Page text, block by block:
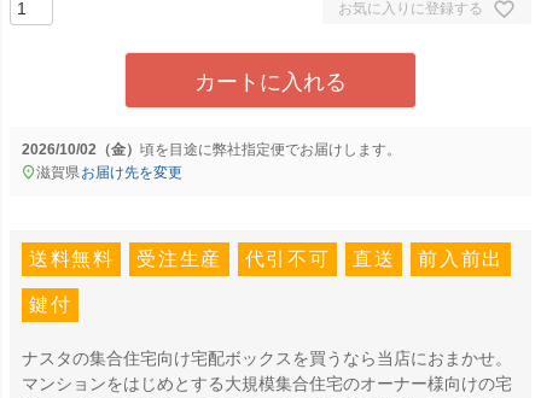
お気に入りに登録する
カートに入れる
2026/10/02（金） に弊社指定便でお届けします。
滋賀県お届け先を変更
送料無料 受注生産 代引不可 直送 前入前出
鍵付
ナスタの集合住宅向け宅配ボックスを買うなら当店におまかせ。
マンションをはじめとする大規模集合住宅のオーナー様向けの宅